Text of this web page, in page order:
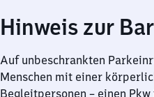
Hinweis zur
Auf unbeschrankten
Menschen mit einer
Begleitpersonen – einen